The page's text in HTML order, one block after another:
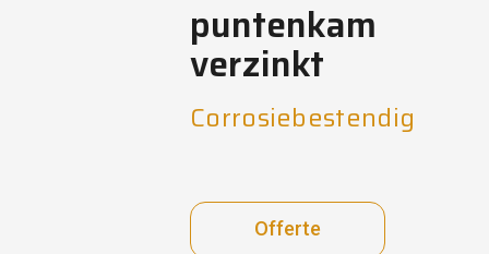
puntenkam
verzinkt
Corrosiebestendig
Offerte